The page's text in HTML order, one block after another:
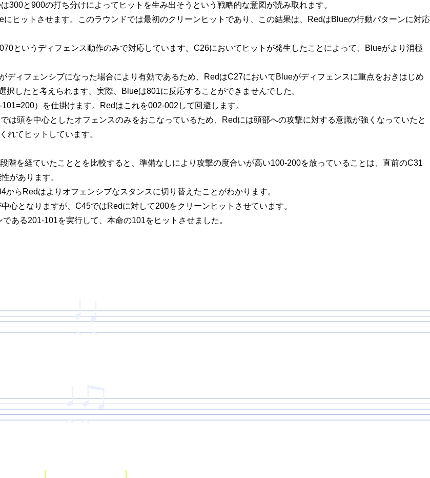
300と900の打ち分けによってヒットを生み出そうという戦略的な意図が読み取れます。
にヒットさせます。このラウンドでは最初のクリーンヒットであり、この結果は、RedはBlueの行動パターンに対応
というディフェンス動作のみで対応しています。 C26においてヒットが発生したことによって、Blueがより消極
ディフェンシブになった場合により有効であるため、RedはC27においてBlueがディフェンスに重点をおきはじめ
択したと考えられます。実際、Blueは801に反応することができませんでした。
101=200）を仕掛けます。Redはこれを002-002 して回避します。
は頭を中心としたオフェンスのみをおこなっているため、Redには頭部への攻撃に対する意識が強くなっていたと
れてヒットしています。
階を経ていたこととを比較すると、準備なしにより攻撃の度合いが高い100-200を放っていることは、直前のC31
があります。
からRedはよりオフェンシブなスタンスに切り替えたことがわかります。
心となりますが、 C45ではRedに対して200をクリーンヒットさせています。
である201-101を実行して、本命の101をヒットさせました。